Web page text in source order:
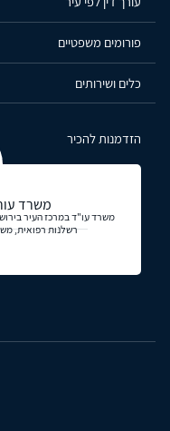
פורומים משפטיים
כלים ושירותים
הזדמנות להכיר
משרד
משרד עו"ד במרכז העיר
רשלנות רפואית,